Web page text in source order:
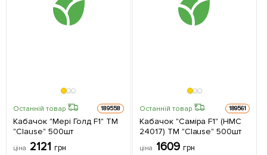
Останній товар 189558
Кабачок "Мері Голд F1" ТМ
"Clause" 500шт
ціна 2121 грн
Останній товар 189561
Кабачок "Саміра F1" (НМС
24017) ТМ "Clause" 500шт
ціна 1609 грн